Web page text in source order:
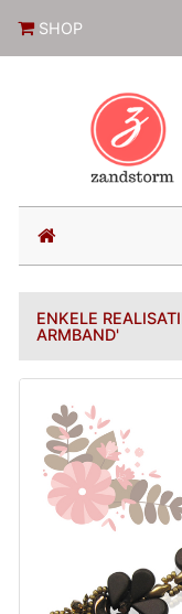
SHOP
(current)
ENKELE
ARMBAND'